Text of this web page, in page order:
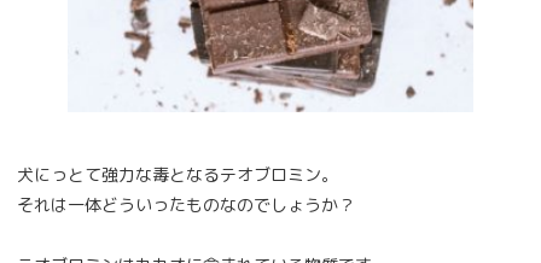
犬にっとて強力な毒となるテオブロミン。
それは一体どういったものなのでしょうか？